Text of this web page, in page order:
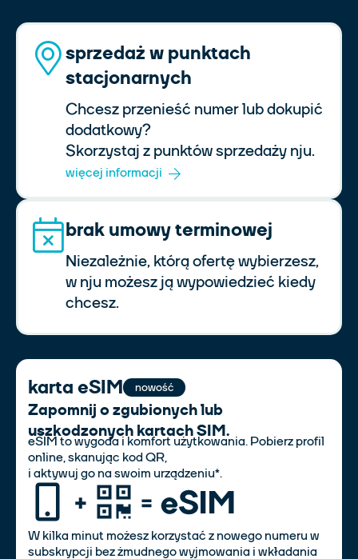
sprzedaż w punktach
stacjonarnych
Chcesz przenieść numer lub dokupić
dodatkowy?
Skorzystaj z punktów sprzedaży nju.
więcej informacji
brak umowy terminowej
Niezależnie, którą ofertę wybierzesz,
w nju możesz ją wypowiedzieć kiedy
chcesz.
karta eSIM nowość
Zapomnij o zgubionych lub
uszkodzonych kartach SIM.
eSIM to wygoda i komfort użytkowania. Pobierz profil
online, skanując kod QR,
i aktywuj go na swoim urządzeniu*.
W kilka minut możesz korzystać z nowego numeru w
subskrypcji bez żmudnego wyjmowania i wkładania